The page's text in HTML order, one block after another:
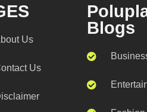
Us
Us
Blogs